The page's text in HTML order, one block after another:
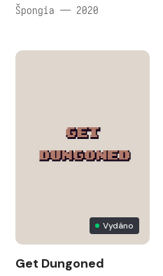
Špongia — 2020
Vydáno
Get Dungoned